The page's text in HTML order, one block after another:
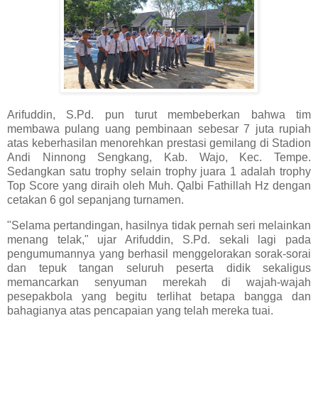
Arifuddin, S.Pd. pun turut membeberkan bahwa tim
membawa pulang uang pembinaan sebesar 7 juta rupiah
atas keberhasilan menorehkan prestasi gemilang di Stadion
Andi Ninnong Sengkang, Kab. Wajo, Kec. Tempe.
Sedangkan satu trophy selain trophy juara 1 adalah trophy
Top Score yang diraih oleh Muh. Qalbi Fathillah Hz dengan
cetakan 6 gol sepanjang turnamen.
"Selama pertandingan, hasilnya tidak pernah seri melainkan
menang telak," ujar Arifuddin, S.Pd. sekali lagi pada
pengumumannya yang berhasil menggelorakan sorak-sorai
dan tepuk tangan seluruh peserta didik sekaligus
memancarkan senyuman merekah di wajah-wajah
pesepakbola yang begitu terlihat betapa bangga dan
bahagianya atas pencapaian yang telah mereka tuai.